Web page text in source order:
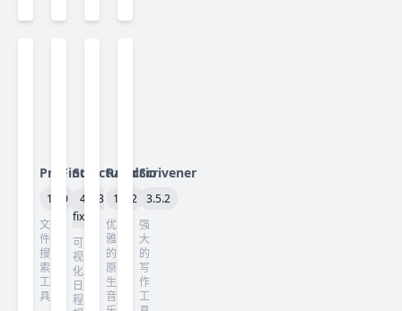
ProFind
1.40
文
件
搜
索
工
具
Structured
4.5.3
fix
可
视
化
日
程
Radiccio
1.4.2
优
雅
的
原
生
音
Scrivener
3.5.2
强
大
的
写
作
工